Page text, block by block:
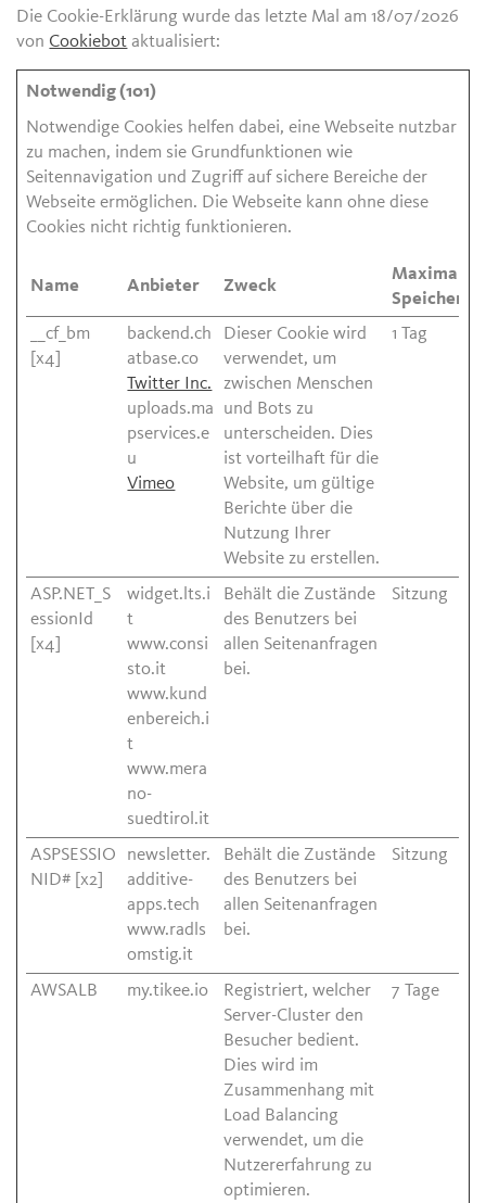
Die Cookie-Erklärung wurde das letzte Mal am 18/07/2026
von Cookiebot aktualisiert:
Notwendig (101)
Notwendige Cookies helfen dabei, eine Webseite nutzbar
zu machen, indem sie Grundfunktionen wie
Seitennavigation und Zugriff auf sichere Bereiche der
Webseite ermöglichen. Die Webseite kann ohne diese
Cookies nicht richtig funktionieren.
Name Anbieter Zweck
Maximale
__cf_bm
[x4]
backend.ch
atbase.co
Twitter Inc.
uploads.ma
pservices.e
u
Vimeo
Dieser Cookie wird
verwendet, um
zwischen Menschen
und Bots zu
unterscheiden. Dies
ist vorteilhaft für die
Website, um gültige
Berichte über die
Nutzung Ihrer
Website zu erstellen.
1 Tag
ASP.NET_S
essionId
[x4]
widget.lts.i
t
www.consi
sto.it
www.kund
enbereich.i
t
www.mera
no-
suedtirol.it
Behält die Zustände
des Benutzers bei
allen Seitenanfragen
bei.
Sitzung
ASPSESSIO
NID# [x2]
newsletter.
additive-
apps.tech
www.radls
omstig.it
Behält die Zustände
des Benutzers bei
allen Seitenanfragen
bei.
Sitzung
AWSALB my.tikee.io
Registriert, welcher
Server-Cluster den
Besucher bedient.
Dies wird im
Zusammenhang mit
Load Balancing
verwendet, um die
Nutzererfahrung zu
optimieren.
7 Tage